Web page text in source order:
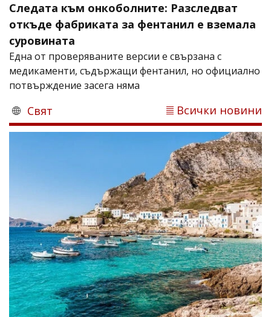
Следата към онкоболните: Разследват
откъде фабриката за фентанил е вземала
суровината
Една от проверяваните версии е свързана с
медикаменти, съдържащи фентанил, но официално
потвърждение засега няма
Свят Всички новини